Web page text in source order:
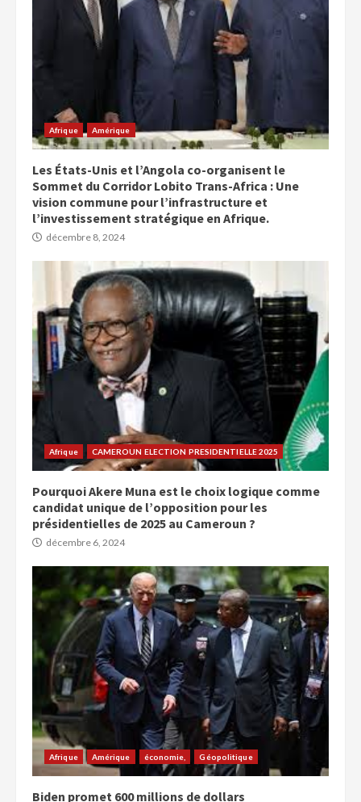
Afrique Amérique
Les États-Unis et l’Angola co-organisent le
Sommet du Corridor Lobito Trans-Africa : Une
vision commune pour l’infrastructure et
l’investissement stratégique en Afrique.
décembre 8, 2024
Afrique CAMEROUN ELECTION PRESIDENTIELLE 2025
Pourquoi Akere Muna est le choix logique comme
candidat unique de l’opposition pour les
présidentielles de 2025 au Cameroun ?
décembre 6, 2024
Afrique Amérique économie, Géopolitique
Biden promet 600 millions de dollars